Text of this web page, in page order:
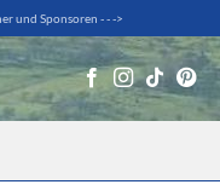
und Sponsoren - - ->